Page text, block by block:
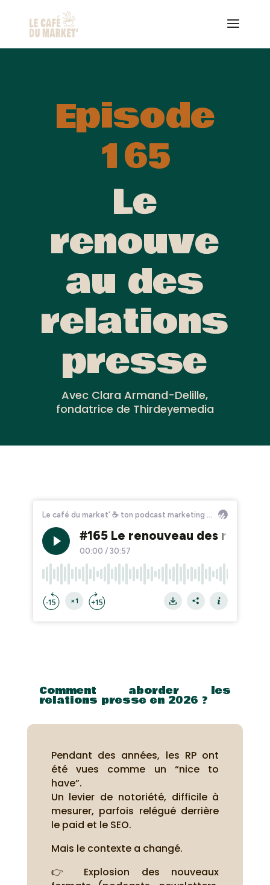
Episode
165
Le
renouve
au des
relations
presse
Avec Clara Armand-Delille,
fondatrice de Thirdeyemedia
Comment aborder les
relations presse en 2026 ?
Pendant des années, les RP ont
été vues comme un “nice to
have”.
Un levier de notoriété, difficile à
mesurer, parfois relégué derrière
le paid et le SEO.
Mais le contexte a changé.
👉 Explosion des nouveaux